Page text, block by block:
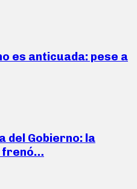
es anticuada: pese a
del Gobierno: la
frenó…